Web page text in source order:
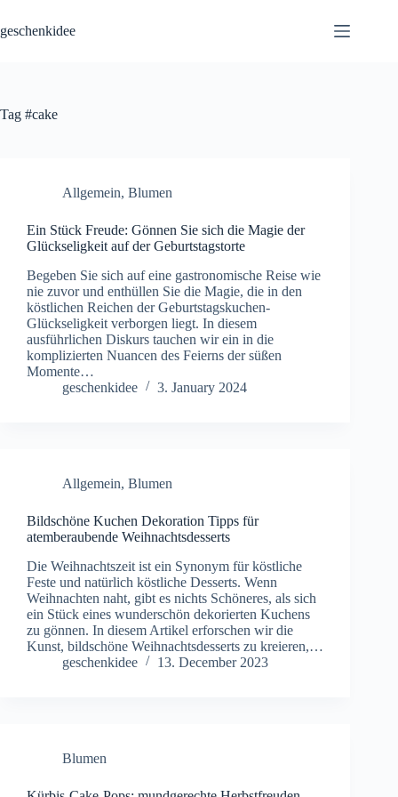
content
geschenkidee
Tag #cake
Allgemein, Blumen
Ein Stück Freude: Gönnen Sie sich die Magie der
Glückseligkeit auf der Geburtstagstorte
Begeben Sie sich auf eine gastronomische Reise wie
nie zuvor und enthüllen Sie die Magie, die in den
köstlichen Reichen der Geburtstagskuchen-
Glückseligkeit verborgen liegt. In diesem
ausführlichen Diskurs tauchen wir ein in die
komplizierten Nuancen des Feierns der süßen
Momente…
geschenkidee
3. January 2024
Allgemein, Blumen
Bildschöne Kuchen Dekoration Tipps für
atemberaubende Weihnachtsdesserts
Die Weihnachtszeit ist ein Synonym für köstliche
Feste und natürlich köstliche Desserts. Wenn
Weihnachten naht, gibt es nichts Schöneres, als sich
ein Stück eines wunderschön dekorierten Kuchens
zu gönnen. In diesem Artikel erforschen wir die
Kunst, bildschöne Weihnachtsdesserts zu kreieren,…
geschenkidee
13. December 2023
Blumen